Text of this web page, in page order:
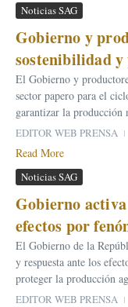
Noticias SAG
Gobierno y
sostenibilidad y
El Gobierno y
sector papero para el
garantizar la producción
EDITOR WEB PRENSA
Read More
Noticias SAG
Gobierno
efectos por
El Gobierno de la
y respuesta ante los
proteger la producción
EDITOR WEB PRENSA